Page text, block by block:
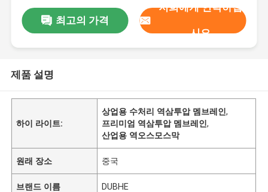
최고의 가격
저희에게 연락하십
시오
제품 설명
하이 라이트:
상업용 수처리 역삼투압 멤브레인,
프리미엄 역삼투압 멤브레인,
산업용 역오스모스막
원래 장소 중국
브랜드 이름 DUBHE